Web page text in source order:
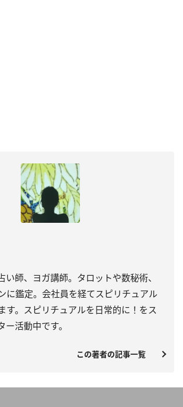
い師、ヨガ講師。タロットや数秘術、
に鑑定。会社員を経てスピリチュアル
す。スピリチュアルを日常的に！をス
ー活動中です。
この著者の記事一覧